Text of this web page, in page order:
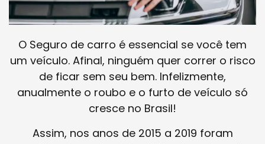
O Seguro de carro é essencial se você tem
um veículo. Afinal, ninguém quer correr o risco
de ficar sem seu bem. Infelizmente,
anualmente o roubo e o furto de veículo só
cresce no Brasil!
Assim, nos anos de 2015 a 2019 foram